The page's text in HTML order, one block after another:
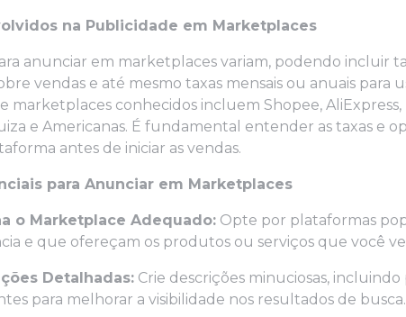
na Publicidade em Marketplaces
anunciar em marketplaces variam, podendo incluir
vendas e até mesmo taxas mensais ou anuais para
marketplaces conhecidos incluem Shopee, AliExpress,
e Americanas. É fundamental entender as taxas e
antes de iniciar as vendas.
para Anunciar em Marketplaces
o Marketplace Adequado: Opte por plataformas
e que ofereçam os produtos ou serviços que você
Detalhadas: Crie descrições minuciosas, incluindo
para melhorar a visibilidade nos resultados de busca.